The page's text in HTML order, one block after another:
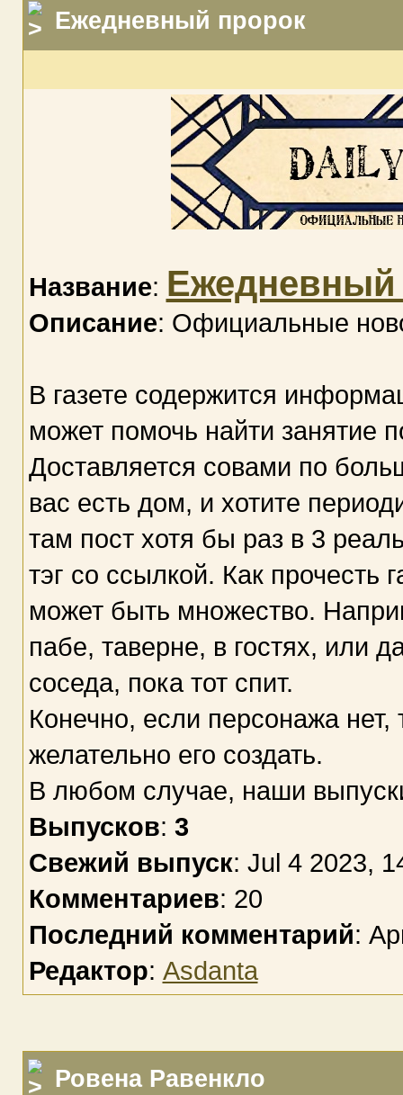
Ежедневный пророк
Название: Ежедневный
Описание: Официальные
В газете содержится
может помочь найти занятие
Доставляется совами по
вас есть дом, и хотите
там пост хотя бы раз в 3
тэг со ссылкой. Как прочесть
может быть множество.
пабе, таверне, в гостях, или
соседа, пока тот спит.
Конечно, если персонажа нет,
желательно его создать.
В любом случае, наши
Выпусков: 3
Свежий выпуск: Jul 4 2023,
Комментариев: 20
Последний комментарий:
Редактор: Asdanta
Ровена Равенкло